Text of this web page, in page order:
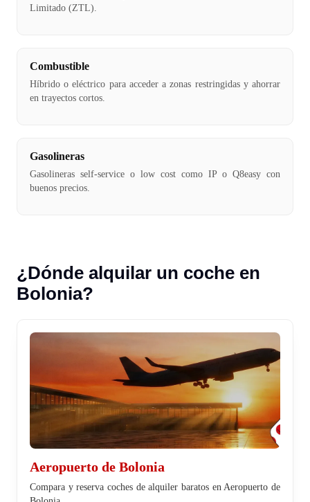
Limitado (ZTL).
Combustible
Híbrido o eléctrico para acceder a zonas restringidas y ahorrar
en trayectos cortos.
Gasolineras
Gasolineras self-service o low cost como IP o Q8easy con
buenos precios.
¿Dónde alquilar un coche en
Bolonia?
Aeropuerto de Bolonia
Compara y reserva coches de alquiler baratos en Aeropuerto de